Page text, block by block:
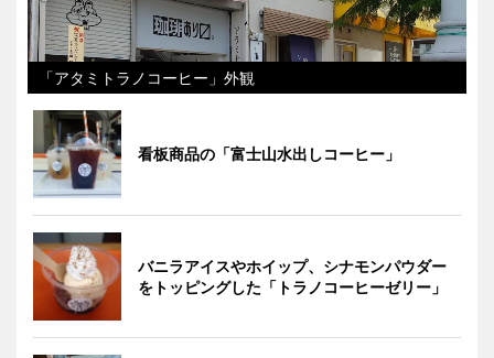
「アタミトラノコーヒー」外観
看板商品の「富士山水出しコーヒー」
バニラアイスやホイップ、シナモンパウダー
をトッピングした「トラノコーヒーゼリー」